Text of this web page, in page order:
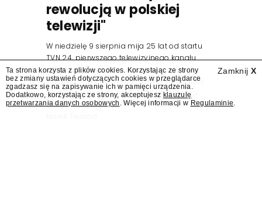
rewolucją w polskiej
telewizji"
W niedzielę 9 sierpnia mija 25 lat od startu
TVN 24, pierwszego telewizyjnego kanału
informacyjnego w Polsce. Na ten dzień
zaplanowano finał urodzinowej trasy stacji
"Jesteśmy stąd". 25 lat TVN 24 dla Press.pl
podsumowują Jarosław Kuźniar, Tomasz Lis i
Zamknij X
Ta strona korzysta z plików cookies. Korzystając ze strony
bez zmiany ustawień dotyczących cookies w przeglądarce
zgadzasz się na zapisywanie ich w pamięci urządzenia.
Dodatkowo, korzystając ze strony, akceptujesz klauzulę
przetwarzania danych osobowych . Więcej informacji w Regulaminie.